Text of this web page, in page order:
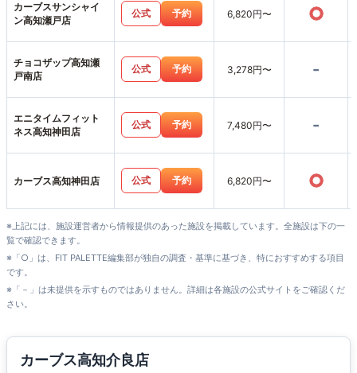
カーブスサンシャイ
ン高知瀬戸店
公式 予約 6,820円〜 ○
チョコザップ高知瀬
戸南店
公式 予約 3,278円〜 -
エニタイムフィット
ネス高知神田店
公式 予約 7,480円〜 -
カーブス高知神田店 公式 予約 6,820円〜 ○
※上記には、施設運営者から情報提供のあった施設を掲載しています。全施設は下の一
覧で確認できます。
※「○」は、FIT PALETTE編集部が独自の調査・基準に基づき、特におすすめする項目
です。
※「－」は未提供を示すものではありません。詳細は各施設の公式サイトをご確認くだ
さい。
カーブス高知介良店